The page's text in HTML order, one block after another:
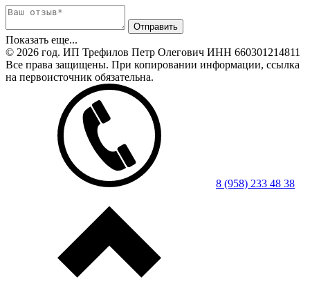
Показать еще...
© 2026 год. ИП Трефилов Петр Олегович ИНН 660301214811
Все права защищены. При копировании информации, ссылка
на первоисточник обязательна.
8 (958) 233 48 38